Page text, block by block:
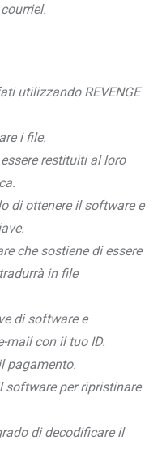
utilizzando REVENGE
i file.
restituiti al loro
di ottenere il software e
che sostiene di essere
in file
di software e
mail con il tuo ID.
pagamento.
software per ripristinare
di decodificare il